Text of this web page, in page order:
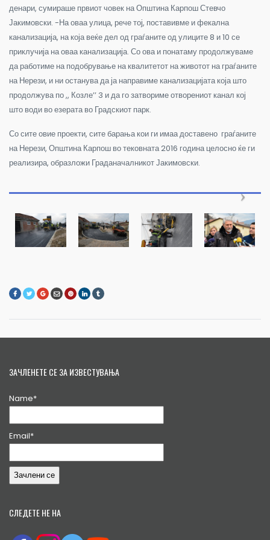
денари, сумираше првиот човек на Општина Карпош Стевчо
Јакимовски. -На оваа улица, рече тој, поставивме и фекална
канализација, на која веќе дел од граѓаните од улиците 8 и 10 се
приклучија на оваа канализација. Со ова и понатаму продолжуваме
да работиме на подобрување на квалитетот на животот на граѓаните
на Нерези, и ни останува да ја направиме канализацијата која што
продолжува по ,, Козле’’ 3 и да го затвориме отворениот канал кој
што води во езерата во Градскиот парк.
Со сите овие проекти, сите барања кои ги имаа доставено граѓаните
на Нерези, Општина Карпош во тековната 2016 година целосно ќе ги
реализира, образложи Граданачалникот Јакимовски.
ЗАЧЛЕНЕТЕ СЕ ЗА ИЗВЕСТУВАЊА
Name*
Email*
СЛЕДЕТЕ НЕ НА